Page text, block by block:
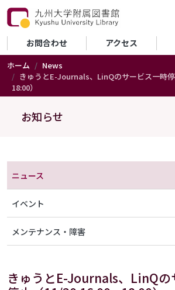
メインコンテンツに移動
セカンダリーメニュー
お問合わせ アクセス
ホーム
News
きゅうとE-Journals、LinQのサービス一時
18:00）
お知らせ
きゅうとE-Journals、LinQの
ニュース
イベント
メンテナンス・障害